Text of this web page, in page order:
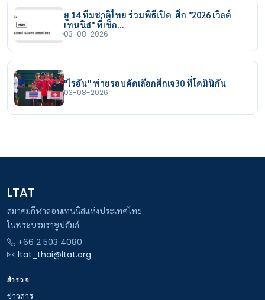
ยู 14 ทีมชาติไทย ร่วมพิธีเปิด ศึก "2026 เวิลด์
เทนนิส" ที่เช็ก…
03-08-2026
"ไรอัน" พ่ายรอบคัดเลือกศึกเจ30 ที่โดมินิกัน
03-08-2026
LTAT
สมาคมกีฬาลอนเทนนิสแห่งประเทศไทย
ในพระบรมราชูปถัมภ์
+66 2 503 4080
ltat_thai@ltat.org
สำรวจ
ข่าวสาร